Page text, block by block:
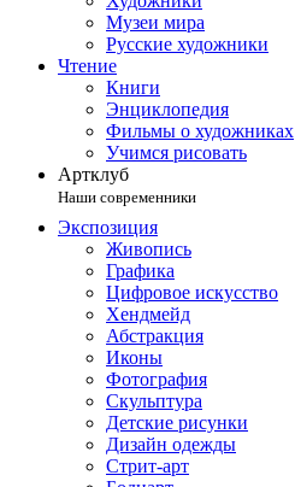
Музеи мира
Русские художники
Чтение
Книги
Энциклопедия
Фильмы о художниках
Учимся рисовать
Артклуб
Наши современники
Экспозиция
Живопись
Графика
Цифровое искусство
Хендмейд
Абстракция
Иконы
Фотография
Скульптура
Детские рисунки
Дизайн одежды
Стрит-арт